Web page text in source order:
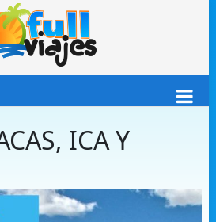
ICA Y